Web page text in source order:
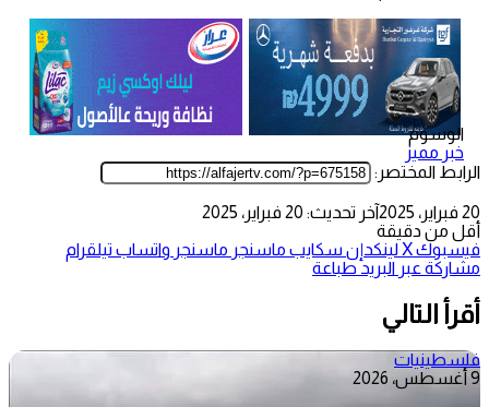
الوسوم
خبر مميز
الرابط المختصر:
20 فبراير، 2025
آخر تحديث: 20 فبراير، 2025
أقل من دقيقة
فيسبوك‫Xلينكدإن سكايب ماسنجر ماسنجر واتساب تيلقرام
مشاركة عبر البريد طباعة
أقرأ التالي
فلسطينيات
9 أغسطس، 2026